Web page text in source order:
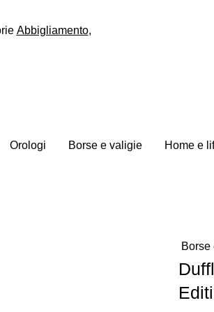
Abbigliamento,
Orologi Borse e valigie Home e
Borse